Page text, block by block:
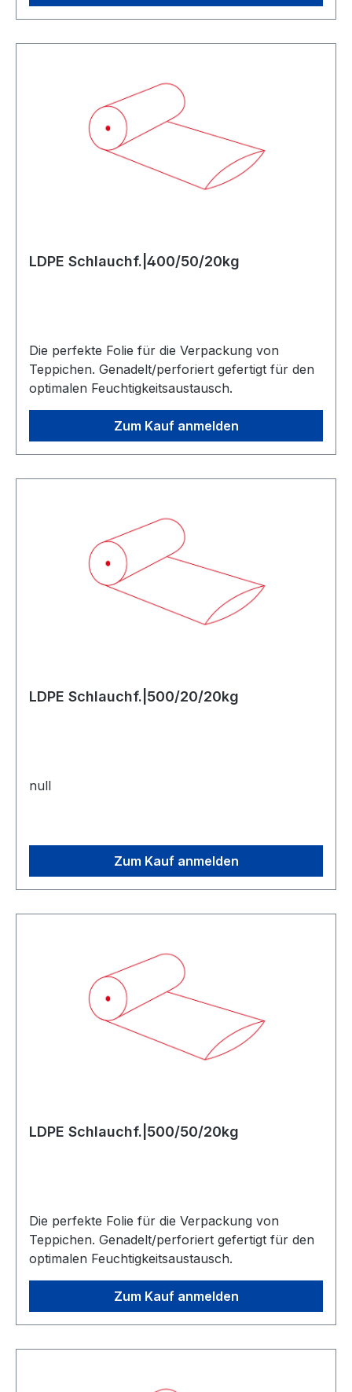
LDPE Schlauchf.|400/50/20kg
Die perfekte Folie für die Verpackung von
Teppichen. Genadelt/perforiert gefertigt für den
optimalen Feuchtigkeitsaustausch.
Zum Kauf anmelden
LDPE Schlauchf.|500/20/20kg
null
Zum Kauf anmelden
LDPE Schlauchf.|500/50/20kg
Die perfekte Folie für die Verpackung von
Teppichen. Genadelt/perforiert gefertigt für den
optimalen Feuchtigkeitsaustausch.
Zum Kauf anmelden